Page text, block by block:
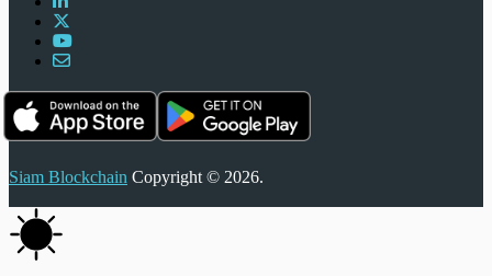
Siam Blockchain Copyright © 2026.